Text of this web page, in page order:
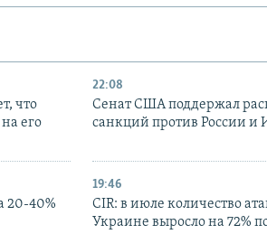
что
его
22:08
Сенат США поддержал
санкций против России и
20-40%
19:46
CIR: в июле количество
Украине выросло на 72%